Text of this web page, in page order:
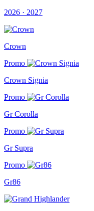
2026 · 2027
Crown
Promo
Crown Signia
Promo
Gr Corolla
Promo
Gr Supra
Promo
Gr86